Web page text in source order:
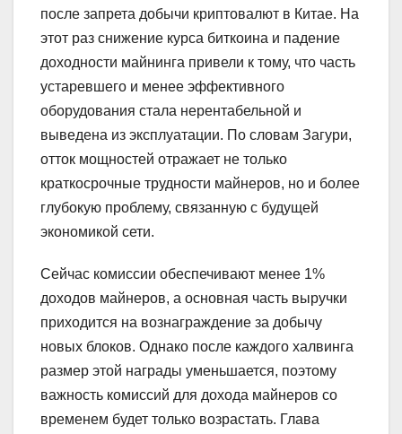
после запрета добычи криптовалют в Китае. На
этот раз снижение курса биткоина и падение
доходности майнинга привели к тому, что часть
устаревшего и менее эффективного
оборудования стала нерентабельной и
выведена из эксплуатации. По словам Загури,
отток мощностей отражает не только
краткосрочные трудности майнеров, но и более
глубокую проблему, связанную с будущей
экономикой сети.
Сейчас комиссии обеспечивают менее 1%
доходов майнеров, а основная часть выручки
приходится на вознаграждение за добычу
новых блоков. Однако после каждого халвинга
размер этой награды уменьшается, поэтому
важность комиссий для дохода майнеров со
временем будет только возрастать. Глава